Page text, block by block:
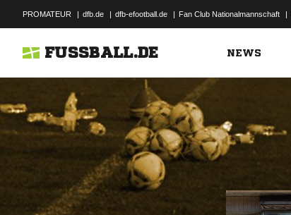
PROMATEUR | dfb.de | dfb-efootball.de | Fan Club Nationalmannschaft |
FUSSBALL.DE NEWS